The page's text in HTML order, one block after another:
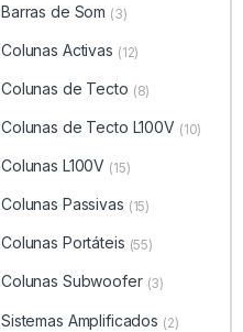
Barras de Som (3)
Colunas Activas (12)
Colunas de Tecto (8)
Colunas de Tecto L100V (10)
Colunas L100V (15)
Colunas Passivas (15)
Colunas Portáteis (55)
Colunas Subwoofer (3)
Sistemas Amplificados (2)